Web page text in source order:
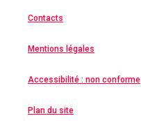
Contacts
Mentions légales
Accessibilité : non conforme
Plan du site